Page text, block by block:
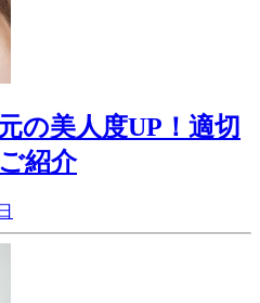
の美人度UP！適切
紹介